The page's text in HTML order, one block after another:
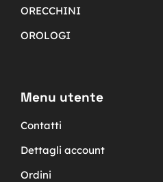
ORECCHINI
OROLOGI
Menu utente
Contatti
Dettagli account
Ordini